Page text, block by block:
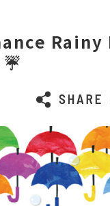
Rainy